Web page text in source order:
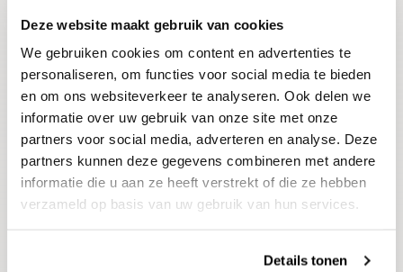
Deze website maakt gebruik van cookies
We gebruiken cookies om content en advertenties te
personaliseren, om functies voor social media te bieden
en om ons websiteverkeer te analyseren. Ook delen we
informatie over uw gebruik van onze site met onze
partners voor social media, adverteren en analyse. Deze
partners kunnen deze gegevens combineren met andere
informatie die u aan ze heeft verstrekt of die ze hebben
verzameld op basis van uw gebruik van hun services.
Details tonen
Blijf op de hoogte
Ontvang het laatste wijnnieuws, proeverijen en
evenementen
E-mailadres
Aanmelden